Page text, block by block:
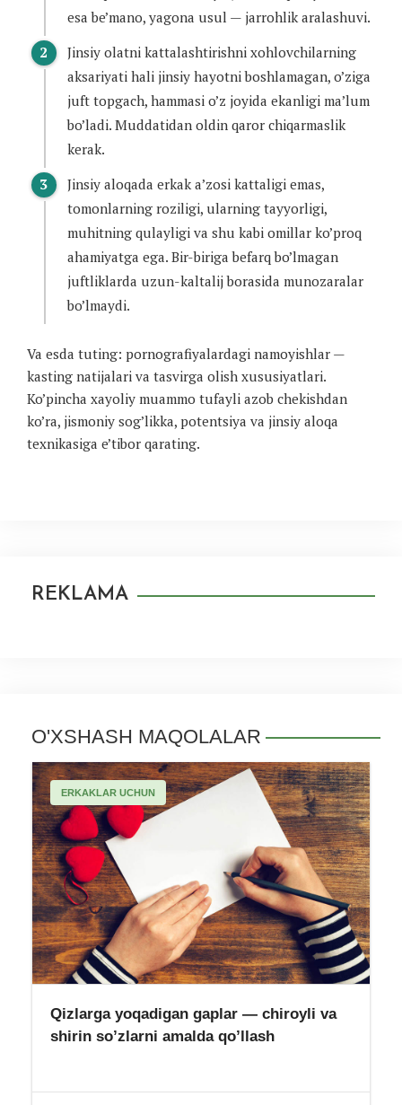
esa be’mano, yagona usul — jarrohlik aralashuvi.
Jinsiy olatni kattalashtirishni xohlovchilarning
aksariyati hali jinsiy hayotni boshlamagan, o’ziga
juft topgach, hammasi o’z joyida ekanligi ma’lum
bo’ladi. Muddatidan oldin qaror chiqarmaslik
kerak.
Jinsiy aloqada erkak a’zosi kattaligi emas,
tomonlarning roziligi, ularning tayyorligi,
muhitning qulayligi va shu kabi omillar ko’proq
ahamiyatga ega. Bir-biriga befarq bo’lmagan
juftliklarda uzun-kaltalij borasida munozaralar
bo’lmaydi.
Va esda tuting: pornografiyalardagi namoyishlar —
kasting natijalari va tasvirga olish xususiyatlari.
Ko’pincha xayoliy muammo tufayli azob chekishdan
ko’ra, jismoniy sog’likka, potentsiya va jinsiy aloqa
texnikasiga e’tibor qarating.
REKLAMA
O'XSHASH MAQOLALAR
ERKAKLAR UCHUN
Qizlarga yoqadigan gaplar — chiroyli va
shirin so’zlarni amalda qo’llash